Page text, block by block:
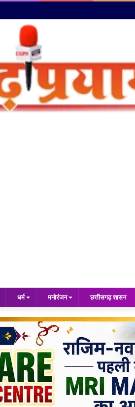
धर्म मनोरंजन छत्तीसगढ़ शासन